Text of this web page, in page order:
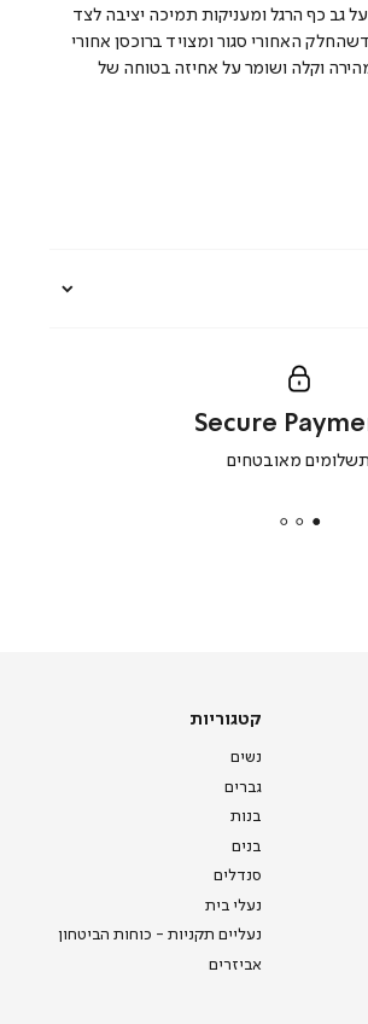
גב כף הרגל ומעניקות תמיכה יציבה לצד
האחורי סגור ומצויד ברוכסן אחורי
וקלה ושומר על אחיזה בטוחה של
secure
Secure
תשלומים מאובטחים
קטגוריות
נשים
גברים
בנות
בנים
סנדלים
נעלי בית
נעליים תקניות - כוחות הביטחון
אביזרים